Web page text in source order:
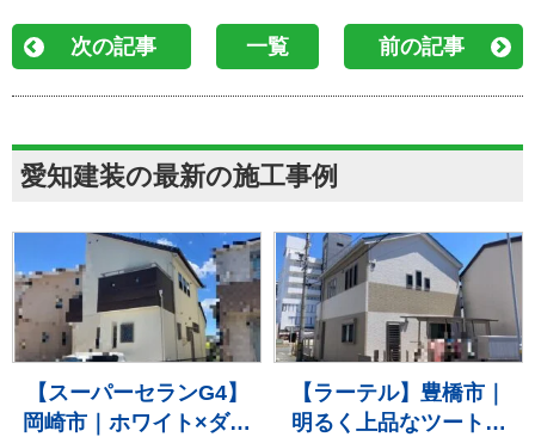
次の記事 一覧 前の記事
愛知建装の最新の施工事例
【スーパーセランG4】
岡崎市｜ホワイト×ダー
【ラーテル】豊橋市｜
明るく上品なツートン